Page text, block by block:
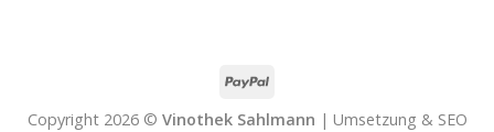
Copyright 2026 © Vinothek Sahlmann | Umsetzung & SEO